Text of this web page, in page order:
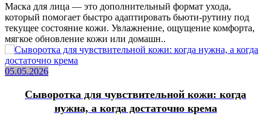
Маска для лица — это дополнительный формат ухода,
который помогает быстро адаптировать бьюти-рутину под
текущее состояние кожи. Увлажнение, ощущение комфорта,
мягкое обновление кожи или домашн..
05.05.2026
Сыворотка для чувствительной кожи: когда
нужна, а когда достаточно крема